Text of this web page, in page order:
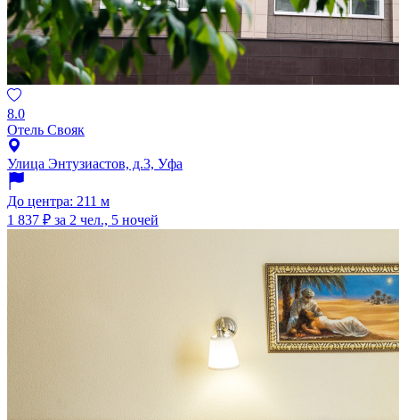
8.0
Отель Свояк
Улица Энтузиастов, д.3, Уфа
До центра: 211 м
1 837 ₽ за 2 чел., 5 ночей